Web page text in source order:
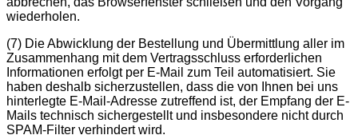
wiederholen.
(7) Die Abwicklung der Bestellung und Übermittlung aller im
Zusammenhang mit dem Vertragsschluss erforderlichen
Informationen erfolgt per E-Mail zum Teil automatisiert. Sie
haben deshalb sicherzustellen, dass die von Ihnen bei uns
hinterlegte E-Mail-Adresse zutreffend ist, der Empfang der E-
Mails technisch sichergestellt und insbesondere nicht durch
SPAM-Filter verhindert wird.